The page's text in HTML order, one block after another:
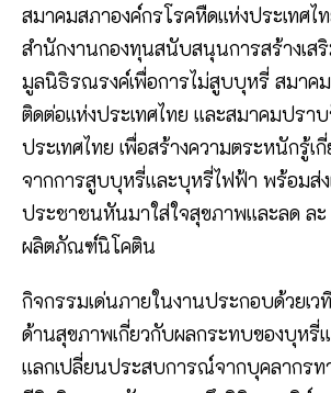
สมาคมสภาองค์กรโรคหืดแห่งประเทศไ
สำนักงานกองทุนสนับสนุนการสร้างเส
มูลนิธิรณรงค์เพื่อการไม่สูบบุหรี่ สมาคม
ติดต่อแห่งประเทศไทย และสมาคมปรา
ประเทศไทย เพื่อสร้างความตระหนักรู้เ
จากการสูบบุหรี่และบุหรี่ไฟฟ้า พร้อมส่ง
ประชาชนหันมาใส่ใจสุขภาพและลด ละ
ผลิตภัณฑ์นิโคติน
กิจกรรมเด่นภายในงานประกอบด้วยเว
ด้านสุขภาพเกี่ยวกับผลกระทบของบุหรี่
แลกเปลี่ยนประสบการณ์จากบุคลากรท